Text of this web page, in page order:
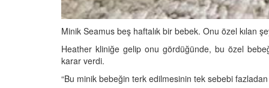
Minik Seamus beş haftalık bir bebek. Onu özel kılan
Heather kliniğe gelip onu gördüğünde, bu özel
karar verdi.
“Bu minik bebeğin terk edilmesinin tek sebebi fazladan